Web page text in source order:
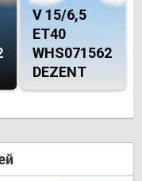
V 15/6,5
ET40
WHS071562
DEZENT